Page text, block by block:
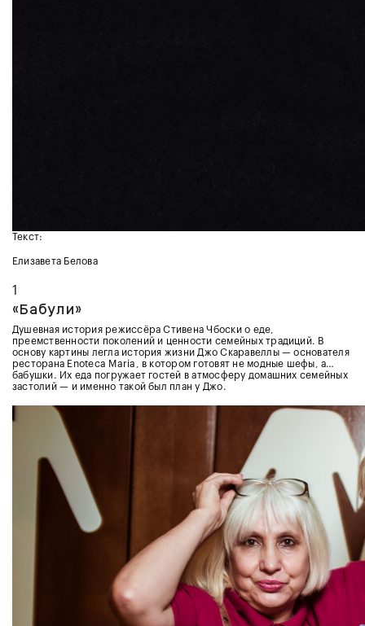
Текст:
Елизавета Белова
1
«Бабули»
Душевная история режиссёра Стивена Чбоски о еде,
преемственности поколений и ценности семейных традиций. В
основу картины легла история жизни Джо Скаравеллы — основателя
ресторана Enoteca Maria, в котором готовят не модные шефы, а…
бабушки. Их еда погружает гостей в атмосферу домашних семейных
застолий — и именно такой был план у Джо.